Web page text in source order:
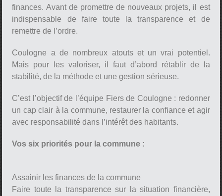
finances. Avant de promettre de nouveaux projets, il est
indispensable de faire toute la transparence et de
remettre de l’ordre.
Coulogne a de nombreux atouts et un vrai potentiel.
Mais pour les valoriser, il faut d’abord rétablir de la
stabilité, de la méthode et une gestion sérieuse.
C’est l’objectif de l’équipe Fiers de Coulogne : redonner
un cap clair à la commune, restaurer la confiance et agir
avec responsabilité dans l’intérêt des habitants.
Vos six priorités pour la commune :
Assainir les finances de la commune
Faire toute la transparence sur la situation financière,